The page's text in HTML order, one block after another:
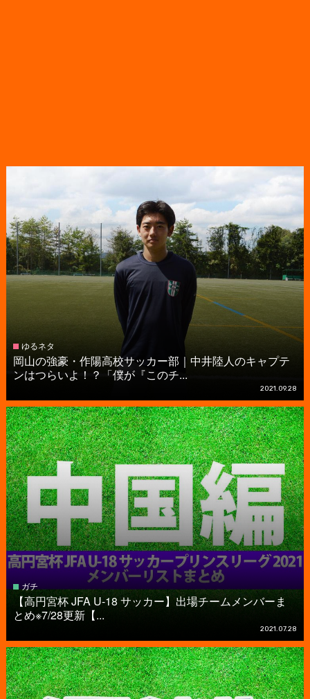
ゆるネタ
岡山の強豪・作陽高校サッカー部｜中井陸人のキャプテ
ンはつらいよ！？「僕が『このチ...
2021.09.28
ガチ
【高円宮杯 JFA U-18 サッカー】出場チームメンバーま
とめ※7/28更新【...
2021.07.28